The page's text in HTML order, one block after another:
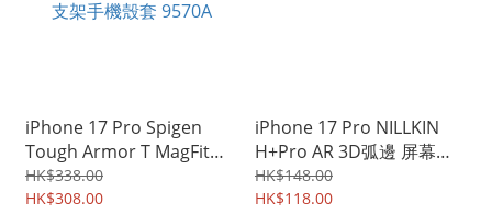
iPhone 17 Pro Spigen
Tough Armor T MagFit
MagSafe 磁吸無綫充電 鏡
頭功能鍵保護 座枱保護殼
HK$338.00
HK$308.00
iPhone 17 Pro NILLKIN
H+Pro AR 3D弧邊 屏幕防
爆強化玻璃保護貼 鋼化玻
璃膜 9600A
HK$148.00
HK$118.00